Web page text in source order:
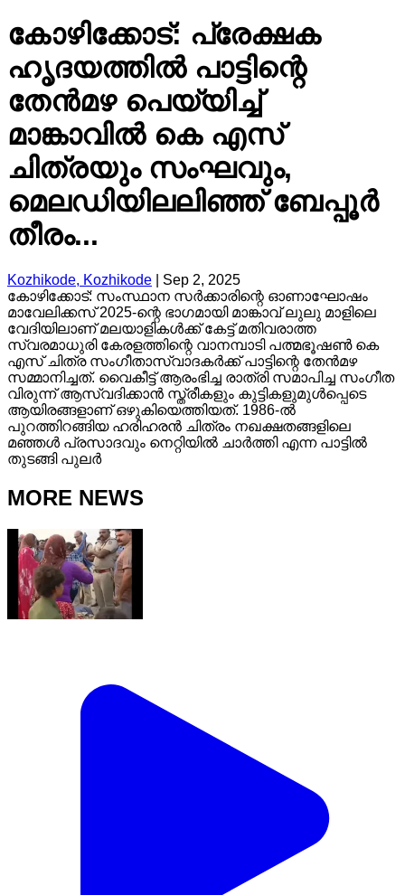
കോഴിക്കോട്: പ്രേക്ഷക
ഹൃദയത്തിൽ പാട്ടിന്റെ
തേൻമഴ പെയ്യിച്ച്
മാങ്കാവിൽ കെ എസ്
ചിത്രയും സംഘവും,
മെലഡിയിലലിഞ്ഞ് ബേപ്പൂർ
തീരം...
Kozhikode, Kozhikode
Sep 2, 2025
കോഴിക്കോട്: സംസ്ഥാന സർക്കാരിന്റെ ഓണാഘോഷം
മാവേലിക്കസ് 2025-ന്റെ ഭാഗമായി മാങ്കാവ് ലുലു മാളിലെ
വേദിയിലാണ് മലയാളികൾക്ക് കേട്ട് മതിവരാത്ത
സ്വരമാധുരി കേരളത്തിന്റെ വാനമ്പാടി പത്മഭൂഷൺ കെ
എസ് ചിത്ര സംഗീതാസ്വാദകർക്ക് പാട്ടിന്റെ തേൻമഴ
സമ്മാനിച്ചത്. വൈകീട്ട് ആരംഭിച്ച രാത്രി സമാപിച്ച സംഗീത
വിരുന്ന് ആസ്വദിക്കാൻ സ്ത്രീകളും കുട്ടികളുമുൾപ്പെടെ
ആയിരങ്ങളാണ് ഒഴുകിയെത്തിയത്. 1986-ൽ
പുറത്തിറങ്ങിയ ഹരിഹരൻ ചിത്രം നഖക്ഷതങ്ങളിലെ
മഞ്ഞൾ പ്രസാദവും നെറ്റിയിൽ ചാർത്തി എന്ന പാട്ടിൽ
തുടങ്ങി പുലർ
MORE NEWS